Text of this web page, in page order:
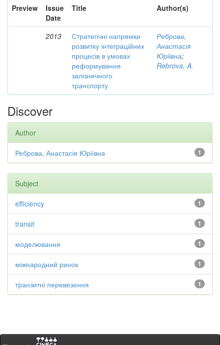
Preview
Issue
Date
Title Author(s)
2013
Стратегічні напрямки
розвитку інтеграційних
процесів в умовах
реформування
залізничного
транспорту
Реброва,
Анастасія
Юріївна;
Rebrova, A.
Discover
Author
1
Реброва, Анастасія Юріївна
Subject
1
efficiency
1
transit
1
моделювання
1
міжнародний ринок
1
транзитні перевезення